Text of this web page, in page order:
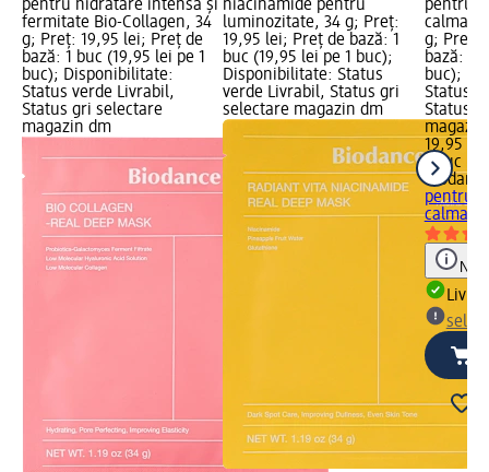
pentru hidratare intensă și
fermitate Bio-Collagen, 34
g; Preț: 19,95 lei; Preț de
bază: 1 buc (19,95 lei pe 1
buc); Disponibilitate:
Status verde Livrabil,
Status gri selectare
magazin dm
niacinamide pentru
luminozitate, 34 g; Preț:
19,95 lei; Preț de bază: 1
buc (19,95 lei pe 1 buc);
Disponibilitate: Status
verde Livrabil, Status gri
selectare magazin dm
pentru
calmare
g; Preț:
bază: 1
buc);
Status
Status
19,95 lei
1 buc
pentru
Notă